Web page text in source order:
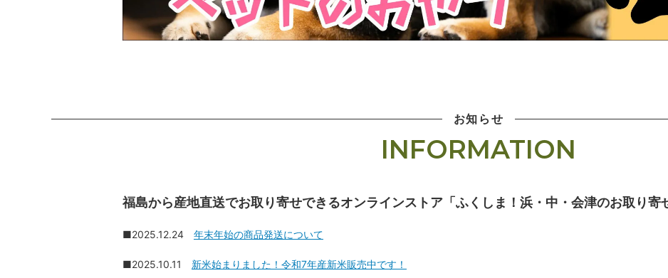
お知らせ
INFORMATION
福島から産地直送でお取り寄せできるオンラインストア「ふくしま！浜・中・会津のお取り寄
■2025.12.24 年末年始の商品発送について
■2025.10.11 新米始まりました！令和7年産新米販売中です！